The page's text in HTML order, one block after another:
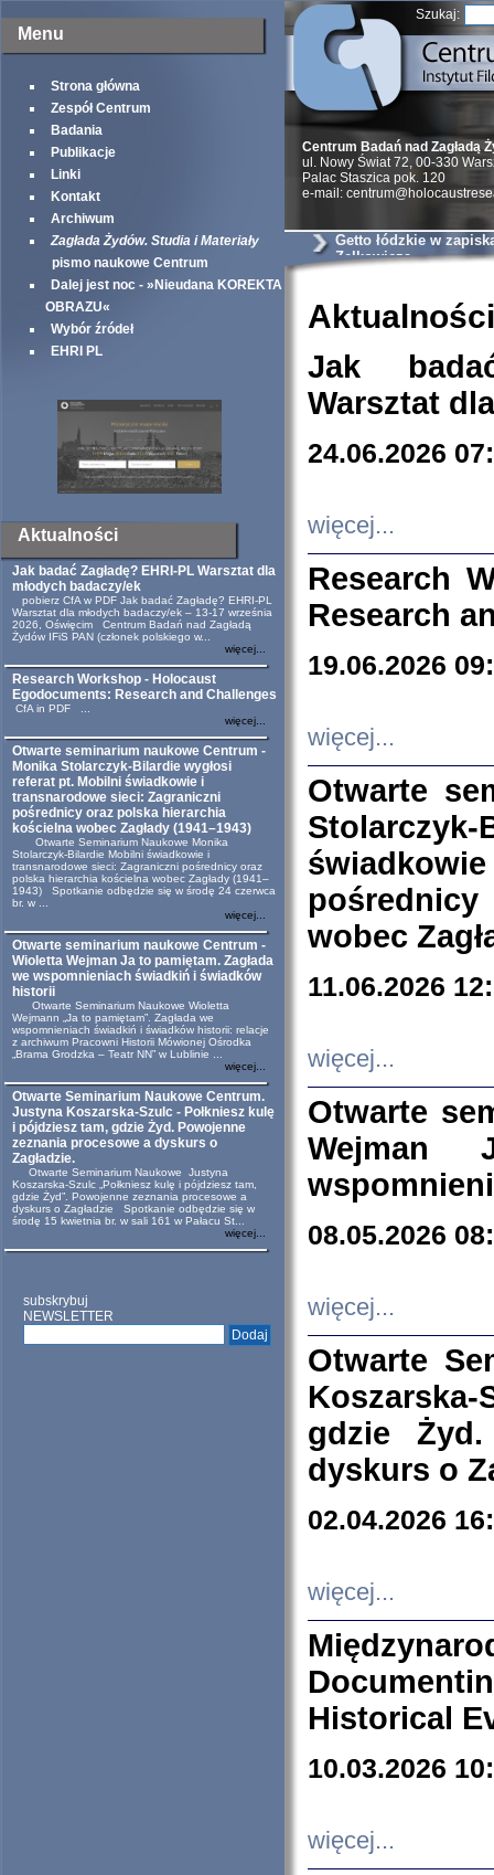
Menu
Strona główna
Zespół Centrum
Badania
Publikacje
Linki
Kontakt
Archiwum
Zagłada Żydów. Studia i Materiały
pismo naukowe Centrum
Dalej jest noc - »Nieudana KOREKTA
OBRAZU«
Wybór źródeł
EHRI PL
Aktualności
Jak badać Zagładę? EHRI-PL Warsztat dla
młodych badaczy/ek
pobierz CfA w PDF Jak badać Zagładę? EHRI-PL
Warsztat dla młodych badaczy/ek – 13-17 września
2026, Oświęcim Centrum Badań nad Zagładą
Żydów IFiS PAN (członek polskiego w...
więcej...
Research Workshop - Holocaust
Egodocuments: Research and Challenges
CfA in PDF ...
więcej...
Otwarte seminarium naukowe Centrum -
Monika Stolarczyk-Bilardie wygłosi
referat pt. Mobilni świadkowie i
transnarodowe sieci: Zagraniczni
pośrednicy oraz polska hierarchia
kościelna wobec Zagłady (1941–1943)
Otwarte Seminarium Naukowe Monika
Stolarczyk-Bilardie Mobilni świadkowie i
transnarodowe sieci: Zagraniczni pośrednicy oraz
polska hierarchia kościelna wobec Zagłady (1941–
1943) Spotkanie odbędzie się w środę 24 czerwca
br. w ...
więcej...
Otwarte seminarium naukowe Centrum -
Wioletta Wejman Ja to pamiętam. Zagłada
we wspomnieniach świadkiń i świadków
historii
Otwarte Seminarium Naukowe Wioletta
Wejmann „Ja to pamiętam”. Zagłada we
wspomnieniach świadkiń i świadków historii: relacje
z archiwum Pracowni Historii Mówionej Ośrodka
„Brama Grodzka – Teatr NN” w Lublinie ...
więcej...
Otwarte Seminarium Naukowe Centrum.
Justyna Koszarska-Szulc - Połkniesz kulę
i pójdziesz tam, gdzie Żyd. Powojenne
zeznania procesowe a dyskurs o
Zagładzie.
Otwarte Seminarium Naukowe Justyna
Koszarska-Szulc „Połkniesz kulę i pójdziesz tam,
gdzie Żyd”. Powojenne zeznania procesowe a
dyskurs o Zagładzie Spotkanie odbędzie się w
środę 15 kwietnia br. w sali 161 w Pałacu St...
więcej...
subskrybuj
NEWSLETTER
Szukaj:
Centrum Badań nad Zagładą
ul. Nowy Świat 72, 00-330
Palac Staszica pok. 120
e-mail:
Getto łódzkie w
Zelkowicza
Aktualności
Jak
Warsztat
24.06.2026
więcej...
Research
Research
19.06.2026
więcej...
Otwarte
wobec
11.06.2026
więcej...
Otwarte
Wejman
08.05.2026
więcej...
Otwarte
Koszarska-
gdzie
dyskurs o
02.04.2026
więcej...
Historical
10.03.2026
więcej...